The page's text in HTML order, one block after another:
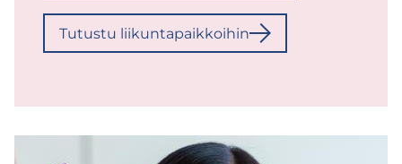
Tu­tus­tu lii­kun­ta­paik­koi­hin